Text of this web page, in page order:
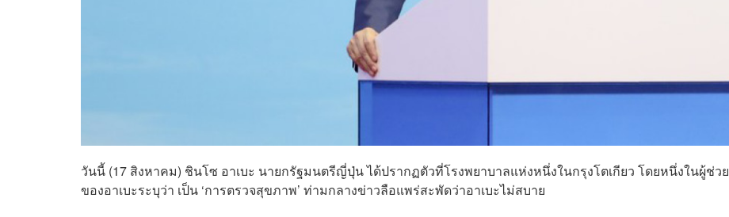
วันนี้ (17 สิงหาคม) ชินโซ อาเบะ นายกรัฐมนตรีญี่ปุ่น ได้ปรากฏตัวที่โรงพยาบาลแห่งหนึ่งในกรุงโตเกียว โดยหนึ่งในผู้ช่วย
ของอาเบะระบุว่า เป็น ‘การตรวจสุขภาพ’ ท่ามกลางข่าวลือแพร่สะพัดว่าอาเบะไม่สบาย